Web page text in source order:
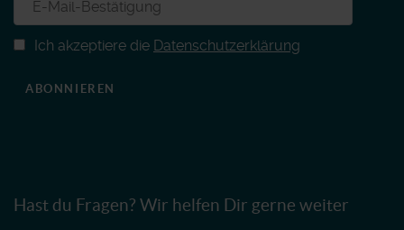
Ich akzeptiere die Datenschutzerklärung
ABONNIEREN
Hast du Fragen? Wir helfen Dir gerne weiter